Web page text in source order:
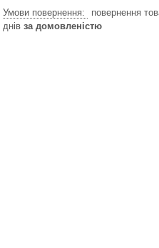
повернення
днів за домовленістю